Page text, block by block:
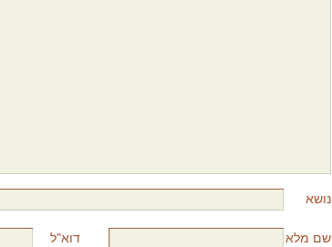
שם מלא דוא"ל
נושא